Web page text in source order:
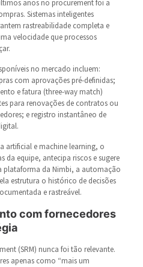
anos no procurement foi a
Sistemas inteligentes
rastreabilidade completa e
velocidade que processos
no mercado incluem:
com aprovações pré-definidas;
e fatura (three-way match)
para renovações de contratos ou
e registro instantâneo de
artificial e machine learning, o
da equipe, antecipa riscos e sugere
plataforma da Nimbi, a automação
estrutura o histórico de decisões
e rastreável.
com fornecedores
(SRM) nunca foi tão relevante.
apenas como “mais um